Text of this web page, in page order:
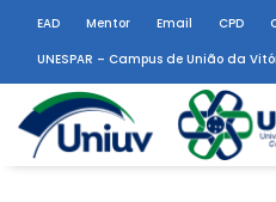
EAD Mentor Email CPD
UNESPAR – Campus de União da